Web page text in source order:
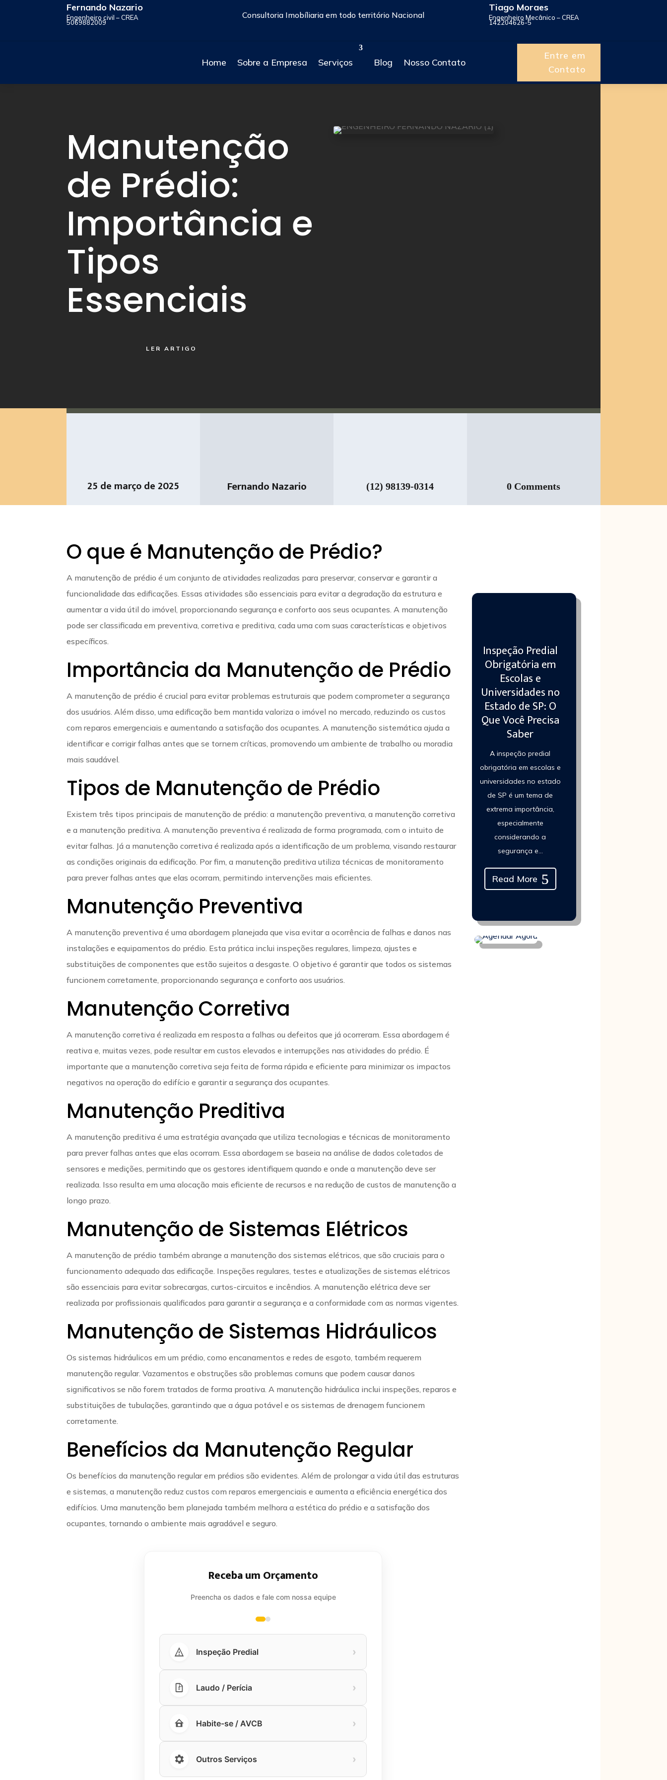
Fernando Nazario
Engenheiro civil – CREA
5069882009
Consultoria Imobíliaria em todo território Nacional
Tiago Moraes
Engenheiro Mecânico – CREA
142204626-5
Home Sobre a Empresa Serviços Blog Nosso Contato
Entre em
Contato
Manutenção
de Prédio:
Importância e
Tipos
Essenciais
LER ARTIGO
25 de março de 2025 Fernando Nazario (12) 98139-0314 0 Comments
O que é Manutenção de Prédio?
A manutenção de prédio é um conjunto de atividades realizadas para preservar, conservar e garantir a
funcionalidade das edificações. Essas atividades são essenciais para evitar a degradação da estrutura e
aumentar a vida útil do imóvel, proporcionando segurança e conforto aos seus ocupantes. A manutenção
pode ser classificada em preventiva, corretiva e preditiva, cada uma com suas características e objetivos
específicos.
Importância da Manutenção de Prédio
A manutenção de prédio é crucial para evitar problemas estruturais que podem comprometer a segurança
dos usuários. Além disso, uma edificação bem mantida valoriza o imóvel no mercado, reduzindo os custos
com reparos emergenciais e aumentando a satisfação dos ocupantes. A manutenção sistemática ajuda a
identificar e corrigir falhas antes que se tornem críticas, promovendo um ambiente de trabalho ou moradia
mais saudável.
Tipos de Manutenção de Prédio
Existem três tipos principais de manutenção de prédio: a manutenção preventiva, a manutenção corretiva
e a manutenção preditiva. A manutenção preventiva é realizada de forma programada, com o intuito de
evitar falhas. Já a manutenção corretiva é realizada após a identificação de um problema, visando restaurar
as condições originais da edificação. Por fim, a manutenção preditiva utiliza técnicas de monitoramento
para prever falhas antes que elas ocorram, permitindo intervenções mais eficientes.
Manutenção Preventiva
A manutenção preventiva é uma abordagem planejada que visa evitar a ocorrência de falhas e danos nas
instalações e equipamentos do prédio. Esta prática inclui inspeções regulares, limpeza, ajustes e
substituições de componentes que estão sujeitos a desgaste. O objetivo é garantir que todos os sistemas
funcionem corretamente, proporcionando segurança e conforto aos usuários.
Manutenção Corretiva
A manutenção corretiva é realizada em resposta a falhas ou defeitos que já ocorreram. Essa abordagem é
reativa e, muitas vezes, pode resultar em custos elevados e interrupções nas atividades do prédio. É
importante que a manutenção corretiva seja feita de forma rápida e eficiente para minimizar os impactos
negativos na operação do edifício e garantir a segurança dos ocupantes.
Manutenção Preditiva
A manutenção preditiva é uma estratégia avançada que utiliza tecnologias e técnicas de monitoramento
para prever falhas antes que elas ocorram. Essa abordagem se baseia na análise de dados coletados de
sensores e medições, permitindo que os gestores identifiquem quando e onde a manutenção deve ser
realizada. Isso resulta em uma alocação mais eficiente de recursos e na redução de custos de manutenção a
longo prazo.
Manutenção de Sistemas Elétricos
A manutenção de prédio também abrange a manutenção dos sistemas elétricos, que são cruciais para o
funcionamento adequado das edificaçõe. Inspeções regulares, testes e atualizações de sistemas elétricos
são essenciais para evitar sobrecargas, curtos-circuitos e incêndios. A manutenção elétrica deve ser
realizada por profissionais qualificados para garantir a segurança e a conformidade com as normas vigentes.
Manutenção de Sistemas Hidráulicos
Os sistemas hidráulicos em um prédio, como encanamentos e redes de esgoto, também requerem
manutenção regular. Vazamentos e obstruções são problemas comuns que podem causar danos
significativos se não forem tratados de forma proativa. A manutenção hidráulica inclui inspeções, reparos e
substituições de tubulações, garantindo que a água potável e os sistemas de drenagem funcionem
corretamente.
Benefícios da Manutenção Regular
Os benefícios da manutenção regular em prédios são evidentes. Além de prolongar a vida útil das estruturas
e sistemas, a manutenção reduz custos com reparos emergenciais e aumenta a eficiência energética dos
edifícios. Uma manutenção bem planejada também melhora a estética do prédio e a satisfação dos
ocupantes, tornando o ambiente mais agradável e seguro.
Receba um Orçamento
Preencha os dados e fale com nossa equipe
Inspeção Predial ›
Laudo / Perícia ›
Habite-se / AVCB ›
Outros Serviços ›
Inspeção Predial
Obrigatória em
Escolas e
Universidades no
Estado de SP: O
Que Você Precisa
Saber
A inspeção predial
obrigatória em escolas e
universidades no estado
de SP é um tema de
extrema importância,
especialmente
considerando a
segurança e...
Read More